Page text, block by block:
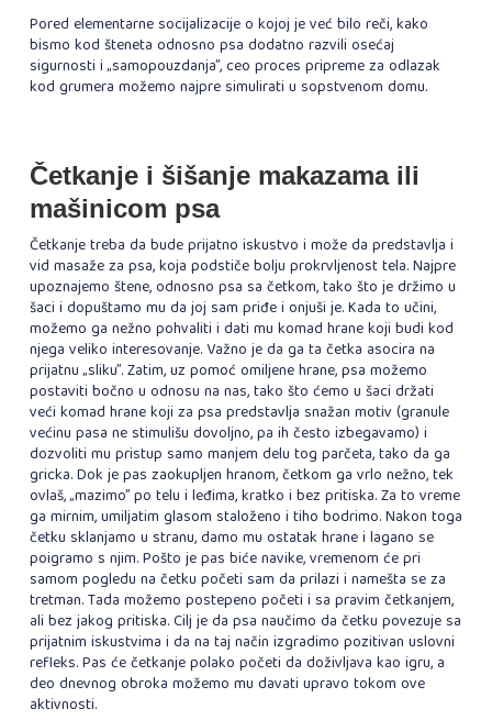
Pored elementarne socijalizacije o kojoj je već bilo reči, kako
bismo kod šteneta odnosno psa dodatno razvili osećaj
sigurnosti i „samopouzdanja”, ceo proces pripreme za odlazak
kod grumera možemo najpre simulirati u sopstvenom domu.
Četkanje i šišanje makazama ili
mašinicom psa
Četkanje treba da bude prijatno iskustvo i može da predstavlja i
vid masaže za psa, koja podstiče bolju prokrvljenost tela. Najpre
upoznajemo štene, odnosno psa sa četkom, tako što je držimo u
šaci i dopuštamo mu da joj sam priđe i onjuši je. Kada to učini,
možemo ga nežno pohvaliti i dati mu komad hrane koji budi kod
njega veliko interesovanje. Važno je da ga ta četka asocira na
prijatnu „sliku”. Zatim, uz pomoć omiljene hrane, psa možemo
postaviti bočno u odnosu na nas, tako što ćemo u šaci držati
veći komad hrane koji za psa predstavlja snažan motiv (granule
većinu pasa ne stimulišu dovoljno, pa ih često izbegavamo) i
dozvoliti mu pristup samo manjem delu tog parčeta, tako da ga
gricka. Dok je pas zaokupljen hranom, četkom ga vrlo nežno, tek
ovlaš, „mazimo” po telu i leđima, kratko i bez pritiska. Za to vreme
ga mirnim, umiljatim glasom staloženo i tiho bodrimo. Nakon toga
četku sklanjamo u stranu, damo mu ostatak hrane i lagano se
poigramo s njim. Pošto je pas biće navike, vremenom će pri
samom pogledu na četku početi sam da prilazi i namešta se za
tretman. Tada možemo postepeno početi i sa pravim četkanjem,
ali bez jakog pritiska. Cilj je da psa naučimo da četku povezuje sa
prijatnim iskustvima i da na taj način izgradimo pozitivan uslovni
refleks. Pas će četkanje polako početi da doživljava kao igru, a
deo dnevnog obroka možemo mu davati upravo tokom ove
aktivnosti.